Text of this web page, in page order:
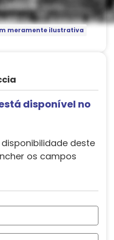
meramente ilustrativa
disponível no
deste
os campos